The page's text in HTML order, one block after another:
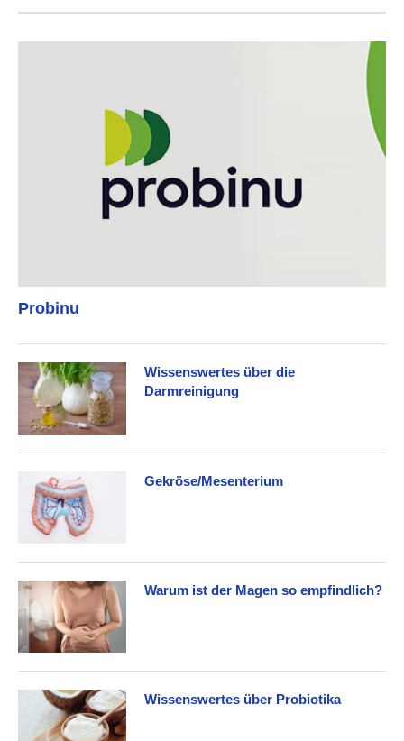
Probinu
Wissenswertes über die
Darmreinigung
Gekröse/Mesenterium
Warum ist der Magen so empfindlich?
Wissenswertes über Probiotika